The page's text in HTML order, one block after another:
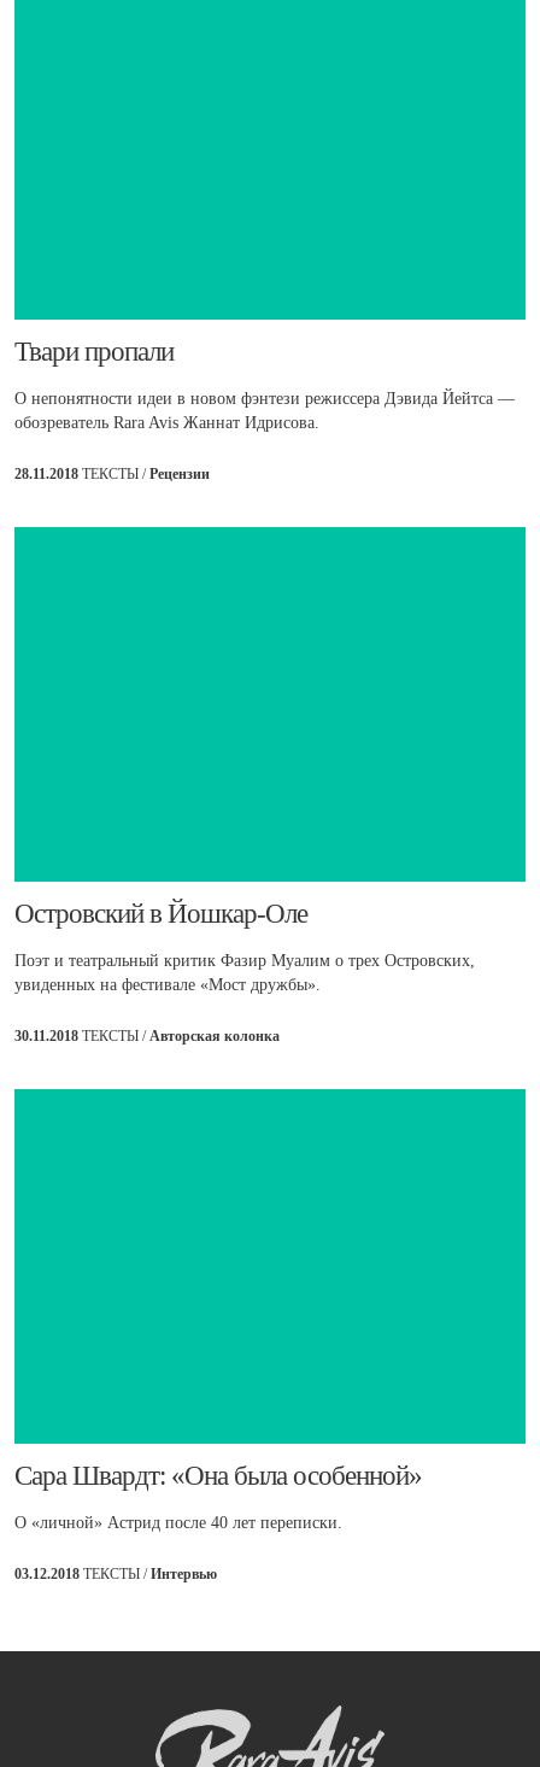
Твари пропали
О непонятности идеи в новом фэнтези режиссера Дэвида Йейтса —
обозреватель Rara Avis Жаннат Идрисова.
28.11.2018 ТЕКСТЫ /Рецензии
​Островский в Йошкар-Оле
Поэт и театральный критик Фазир Муалим о трех Островских,
увиденных на фестивале «Мост дружбы».
30.11.2018 ТЕКСТЫ /Авторская колонка
​Сара Швардт: «Она была особенной»
О «личной» Астрид после 40 лет переписки.
03.12.2018 ТЕКСТЫ /Интервью